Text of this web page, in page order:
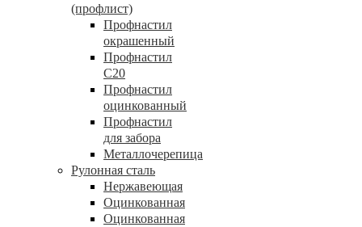
(профлист)
Профнастил
окрашенный
Профнастил
С20
Профнастил
оцинкованный
Профнастил
для забора
Металлочерепица
Рулонная сталь
Нержавеющая
Оцинкованная
Оцинкованная